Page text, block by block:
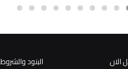
الان البنود والشروط